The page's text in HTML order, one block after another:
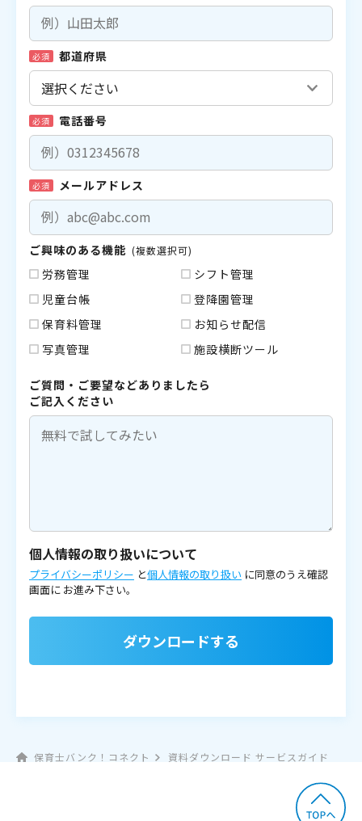
必須 都道府県
必須 電話番号
必須 メールアドレス
ご興味のある機能 (複数選択可)
労務管理
シフト管理
児童台帳
登降園管理
保育料管理
お知らせ配信
写真管理
施設横断ツール
ご質問・ご要望などありましたら
ご記入ください
個人情報の取り扱いについて
プライバシーポリシー と個人情報の取り扱い に同意のうえ確認
画面に お進み下さい。
ダウンロードする
保育士バンク！コネクト 資料ダウンロード サービスガイド